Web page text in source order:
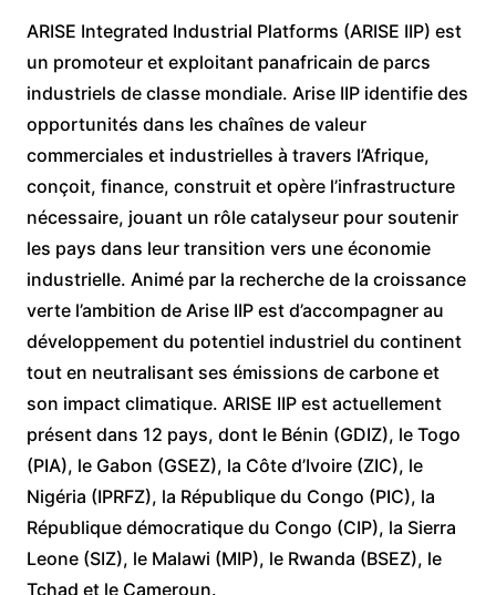
ARISE Integrated Industrial Platforms (ARISE IIP) est
un promoteur et exploitant panafricain de parcs
industriels de classe mondiale. Arise IIP identifie des
opportunités dans les chaînes de valeur
commerciales et industrielles à travers l’Afrique,
conçoit, finance, construit et opère l’infrastructure
nécessaire, jouant un rôle catalyseur pour soutenir
les pays dans leur transition vers une économie
industrielle. Animé par la recherche de la croissance
verte l’ambition de Arise IIP est d’accompagner au
développement du potentiel industriel du continent
tout en neutralisant ses émissions de carbone et
son impact climatique. ARISE IIP est actuellement
présent dans 12 pays, dont le Bénin (GDIZ), le Togo
(PIA), le Gabon (GSEZ), la Côte d’Ivoire (ZIC), le
Nigéria (IPRFZ), la République du Congo (PIC), la
République démocratique du Congo (CIP), la Sierra
Leone (SIZ), le Malawi (MIP), le Rwanda (BSEZ), le
Tchad et le Cameroun.